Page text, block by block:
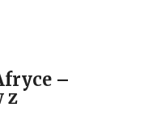
–
z